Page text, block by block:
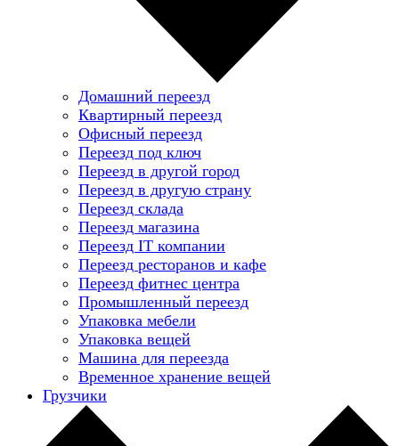
Домашний переезд
Квартирный переезд
Офисный переезд
Переезд под ключ
Переезд в другой город
Переезд в другую страну
Переезд склада
Переезд магазина
Переезд IT компании
Переезд ресторанов и кафе
Переезд фитнес центра
Промышленный переезд
Упаковка мебели
Упаковка вещей
Машина для переезда
Временное хранение вещей
Грузчики